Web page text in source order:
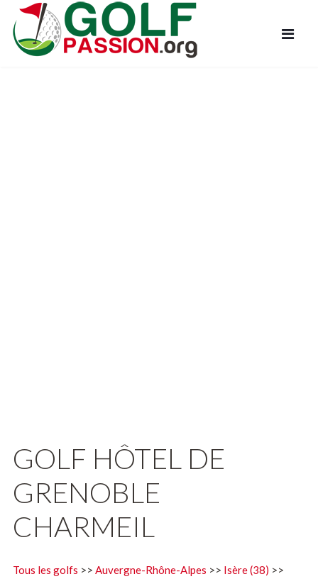
GOLF HÔTEL DE
GRENOBLE
CHARMEIL
Tous les golfs >> Auvergne-Rhône-Alpes >> Isère (38) >>